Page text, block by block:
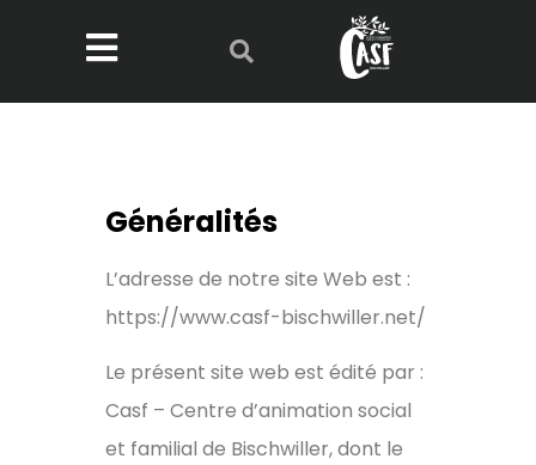
Généralités
L’adresse de notre site Web est :
https://www.casf-bischwiller.net/
Le présent site web est édité par :
Casf – Centre d’animation social
et familial de Bischwiller, dont le